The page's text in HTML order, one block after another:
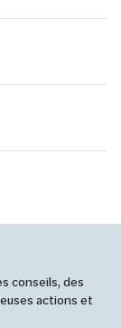
conseils, des
actions et